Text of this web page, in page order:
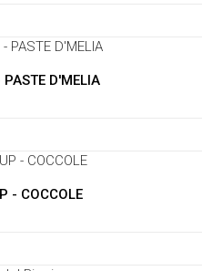
D'MELIA
- COCCOLE